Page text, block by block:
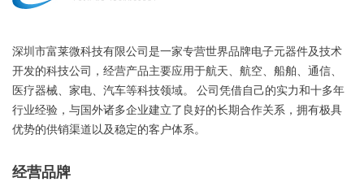
深圳市富莱微科技有限公司是一家专营世界品牌电子元器件及技术
开发的科技公司，经营产品主要应用于航天、航空、船舶、通信、
医疗器械、家电、汽车等科技领域。 公司凭借自己的实力和十多年
行业经验，与国外诸多企业建立了良好的长期合作关系，拥有极具
优势的供销渠道以及稳定的客户体系。
经营品牌